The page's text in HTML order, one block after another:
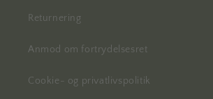
Returnering
Anmod om fortrydelsesret
Cookie- og privatlivspolitik